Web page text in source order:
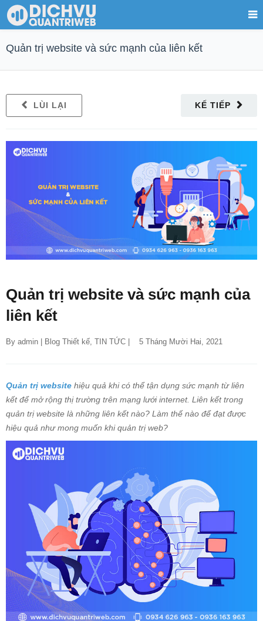
Quản trị website và sức mạnh của liên kết
KẾ TIẾP
LÙI LẠI
Quản trị website và sức mạnh của
liên kết
By admin | Blog Thiết kế TIN TỨC |    5 Tháng Mười Hai, 2021
Quản trị website hiệu quả khi có thể tận dụng sức mạnh từ liên
kết để mở rộng thị trường trên mạng lưới internet. Liên kết trong
quản trị website là những liên kết nào? Làm thế nào để đạt được
hiệu quả như mong muốn khi quản trị web?